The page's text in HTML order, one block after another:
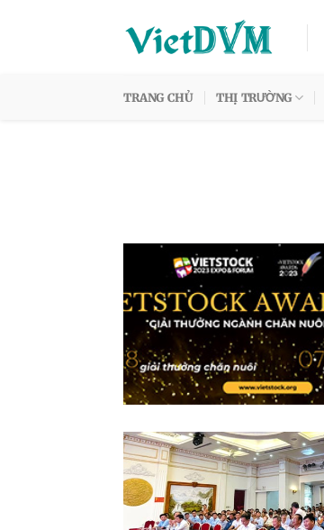
TRANG CHỦ THỊ TRƯỜNG